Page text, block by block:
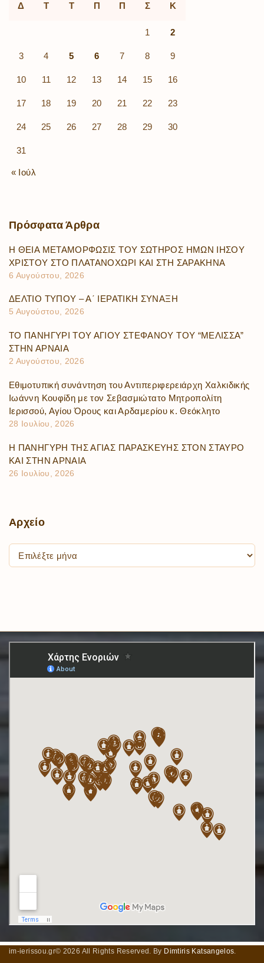
Δ Τ Τ Π Π Σ Κ
1 2
3 4 5 6 7 8 9
10 11 12 13 14 15 16
17 18 19 20 21 22 23
24 25 26 27 28 29 30
31
« Ιούλ
Πρόσφατα Άρθρα
Η ΘΕΙΑ ΜΕΤΑΜΟΡΦΩΣΙΣ ΤΟΥ ΣΩΤΗΡΟΣ ΗΜΩΝ ΙΗΣΟΥ
ΧΡΙΣΤΟΥ ΣΤΟ ΠΛΑΤΑΝΟΧΩΡΙ ΚΑΙ ΣΤΗ ΣΑΡΑΚΗΝΑ
6 Αυγούστου, 2026
ΔΕΛΤΙΟ ΤΥΠΟΥ – Α΄ ΙΕΡΑΤΙΚΗ ΣΥΝΑΞΗ
5 Αυγούστου, 2026
ΤΟ ΠΑΝΗΓΥΡΙ ΤΟΥ ΑΓΙΟΥ ΣΤΕΦΑΝΟΥ ΤΟΥ “ΜΕΛΙΣΣΑ”
ΣΤΗΝ ΑΡΝΑΙΑ
2 Αυγούστου, 2026
Εθιμοτυπική συνάντηση του Αντιπεριφερειάρχη Χαλκιδικής
Ιωάννη Κουφίδη με τον Σεβασμιώτατο Μητροπολίτη
Ιερισσού, Αγίου Όρους και Αρδαμερίου κ. Θεόκλητο
28 Ιουλίου, 2026
Η ΠΑΝΗΓΥΡΗ ΤΗΣ ΑΓΙΑΣ ΠΑΡΑΣΚΕΥΗΣ ΣΤΟΝ ΣΤΑΥΡΟ
ΚΑΙ ΣΤΗΝ ΑΡΝΑΙΑ
26 Ιουλίου, 2026
Αρχείο
im-ierissou.gr© 2026 All Rights Reserved. By Dimtiris Katsangelos.